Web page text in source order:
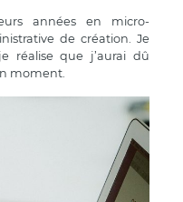
années en micro-
de création. Je
réalise que j’aurai dû
moment.